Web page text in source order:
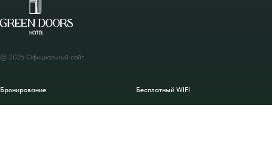
© 2026 Официальный сайт
Бронирование
Номерной фонд
Бесплатный WIFI
Парковка